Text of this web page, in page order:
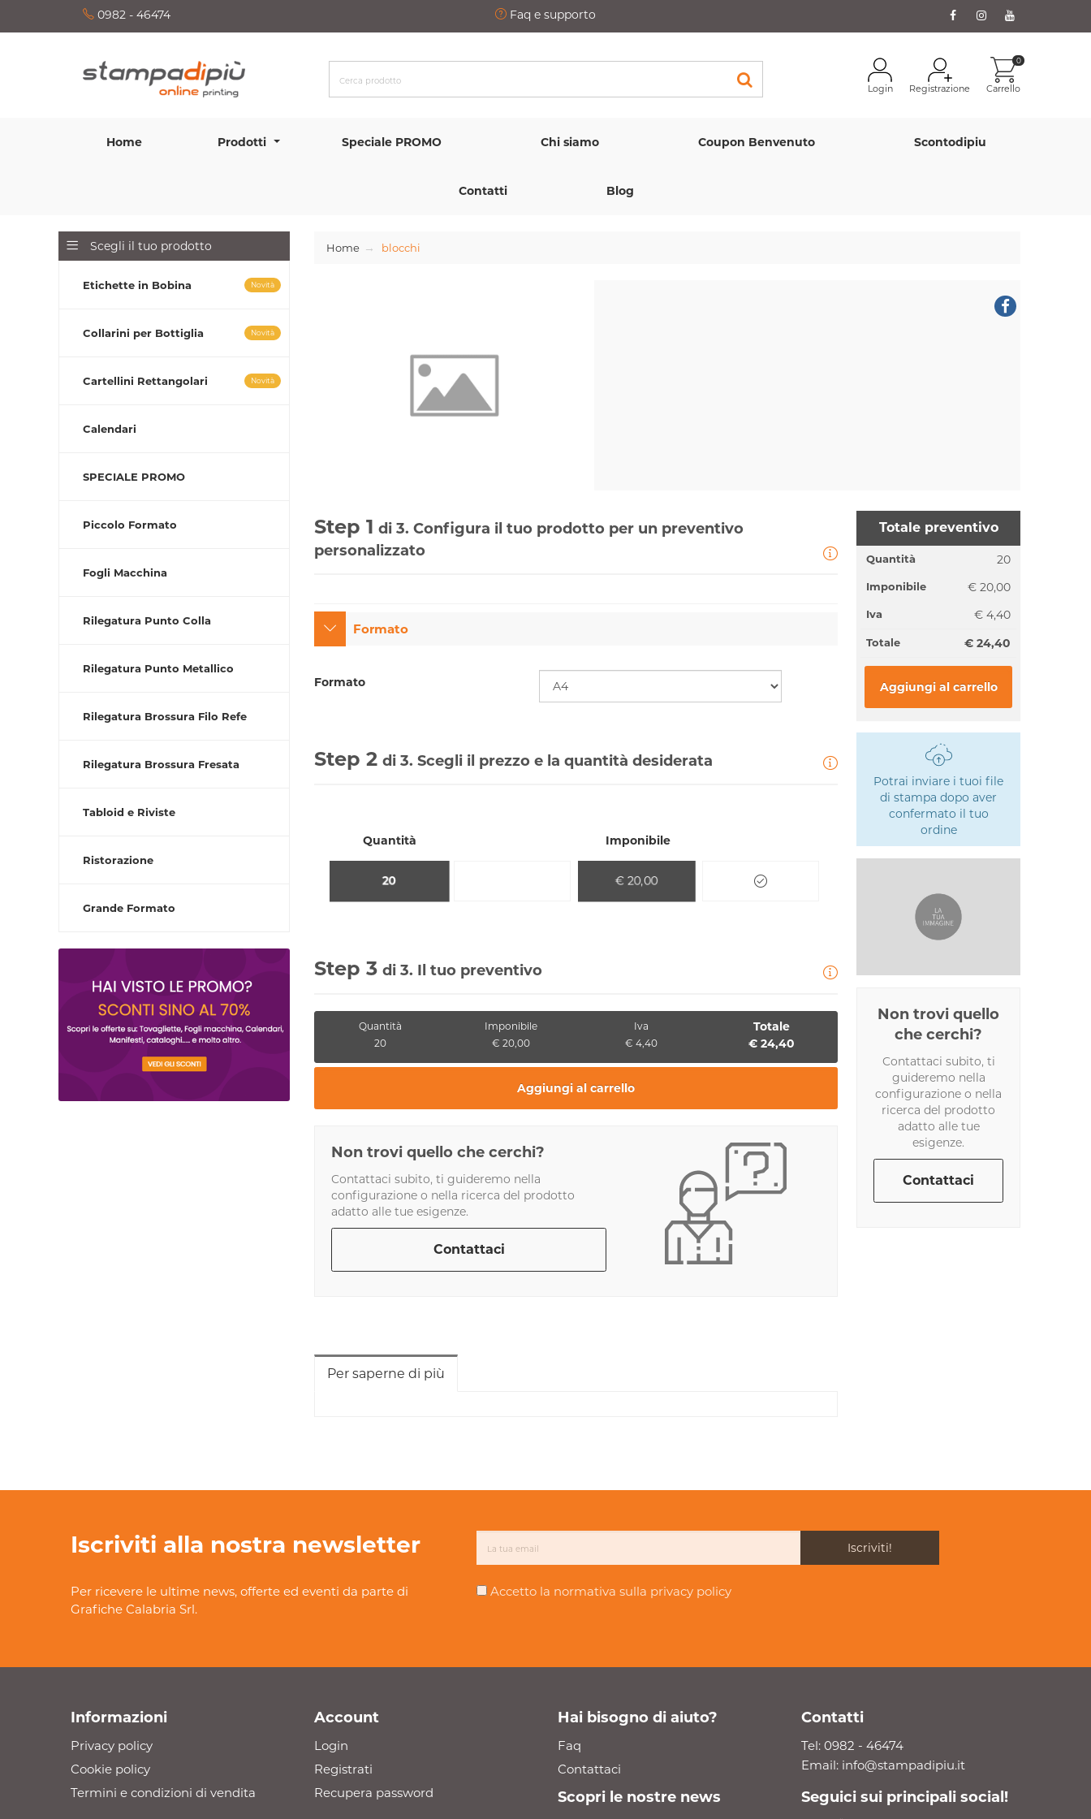
0982 - 46474 Faq e supporto
Login Registrazione Carrello
0
Home Prodotti Speciale PROMO Chi siamo Coupon Benvenuto Scontodipiu
Contatti Blog
Scegli il tuo prodotto
Etichette in Bobina Novità
Collarini per Bottiglia Novità
Cartellini Rettangolari Novità
Calendari
SPECIALE PROMO
Piccolo Formato
Fogli Macchina
Rilegatura Punto Colla
Rilegatura Punto Metallico
Rilegatura Brossura Filo Refe
Rilegatura Brossura Fresata
Tabloid e Riviste
Ristorazione
Grande Formato
Home blocchi
Step 1 di 3. Configura il tuo prodotto per un preventivo
personalizzato
Formato
Formato
Step 2 di 3. Scegli il prezzo e la quantità desiderata
Quantità Imponibile
20 € 20,00
Step 3 di 3. Il tuo preventivo
Quantità
20
Imponibile
€ 20,00
Iva
€ 4,40
Totale
€ 24,40
Aggiungi al carrello
Non trovi quello che cerchi?
Contattaci subito, ti guideremo nella
configurazione o nella ricerca del prodotto
adatto alle tue esigenze.
Contattaci
Totale preventivo
Quantità 20
Imponibile € 20,00
Iva € 4,40
Totale € 24,40
Aggiungi al carrello
Potrai inviare i tuoi file
di stampa dopo aver
confermato il tuo
ordine
Non trovi quello
che cerchi?
Contattaci subito, ti
guideremo nella
configurazione o nella
ricerca del prodotto
adatto alle tue
esigenze.
Contattaci
Per saperne di più
Iscriviti alla nostra newsletter
Per ricevere le ultime news, offerte ed eventi da parte di
Grafiche Calabria Srl.
Iscriviti!
Accetto la normativa sulla privacy policy
Informazioni
Privacy policy
Cookie policy
Termini e condizioni di vendita
Account
Login
Registrati
Recupera password
Hai bisogno di aiuto?
Faq
Contattaci
Scopri le nostre news
Contatti
Tel: 0982 - 46474
Email: info@stampadipiu.it
Seguici sui principali social!